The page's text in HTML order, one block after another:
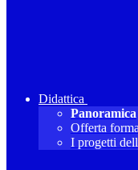
Didattica
Panoramica
Offerta
I progetti